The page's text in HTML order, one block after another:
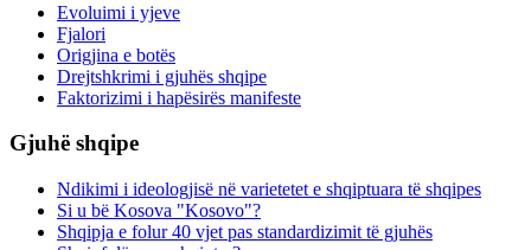
Evoluimi i yjeve
Fjalori
Origjina e botës
Drejtshkrimi i gjuhës shqipe
Faktorizimi i hapësirës manifeste
Gjuhë shqipe
Ndikimi i ideologjisë në varietetet e shqiptuara të shqipes
Si u bë Kosova "Kosovo"?
Shqipja e folur 40 vjet pas standardizimit të gjuhës